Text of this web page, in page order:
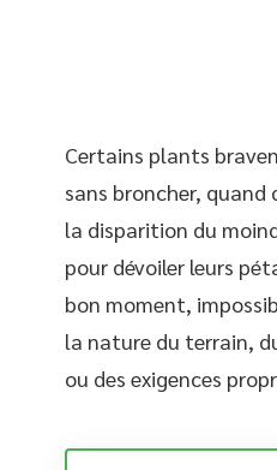
Certains plants
sans broncher,
la disparition du
pour dévoiler leurs
bon moment,
la nature du terrain,
ou des exigences